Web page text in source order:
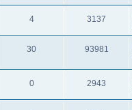
4 3137
30 93981
0 2943